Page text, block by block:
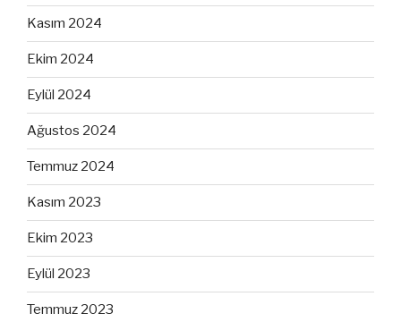
Kasım 2024
Ekim 2024
Eylül 2024
Ağustos 2024
Temmuz 2024
Kasım 2023
Ekim 2023
Eylül 2023
Temmuz 2023